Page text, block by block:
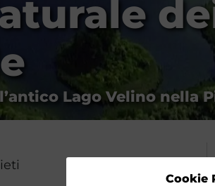
Cookie
Lago Velino nella